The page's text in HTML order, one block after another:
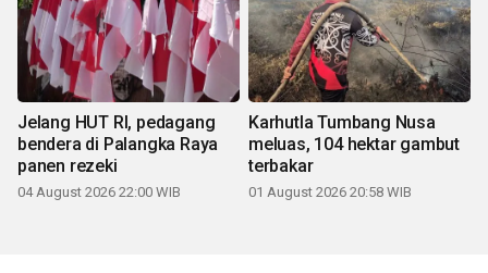
Jelang HUT RI, pedagang
bendera di Palangka Raya
panen rezeki
04 August 2026 22:00 WIB
Karhutla Tumbang Nusa
meluas, 104 hektar gambut
terbakar
01 August 2026 20:58 WIB